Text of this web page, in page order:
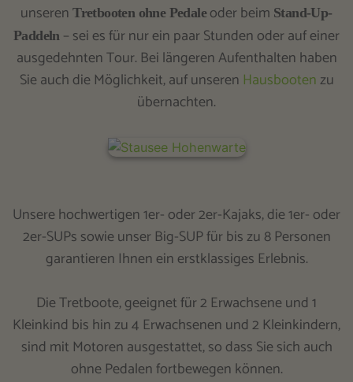
unserenTretbooten ohne Pedaleoder beim Stand-Up-
Paddeln– sei es für nur ein paar Stunden oder auf einer
ausgedehnten Tour. Bei längeren Aufenthalten haben
Sie auch die Möglichkeit, auf unseren Hausbootenzu
übernachten.
Unsere hochwertigen 1er- oder 2er-Kajaks, die 1er- oder
2er-SUPs sowie unser Big-SUP für bis zu 8 Personen
garantieren Ihnen ein erstklassiges Erlebnis.
Die Tretboote, geeignet für 2 Erwachsene und 1
Kleinkind bis hin zu 4 Erwachsenen und 2 Kleinkindern,
sind mit Motoren ausgestattet, so dass Sie sich auch
ohne Pedalen fortbewegen können.